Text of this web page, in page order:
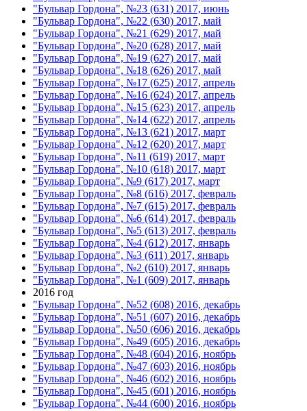
"Бульвар Гордона", №23 (631) 2017, июнь
"Бульвар Гордона", №22 (630) 2017, май
"Бульвар Гордона", №21 (629) 2017, май
"Бульвар Гордона", №20 (628) 2017, май
"Бульвар Гордона", №19 (627) 2017, май
"Бульвар Гордона", №18 (626) 2017, май
"Бульвар Гордона", №17 (625) 2017, апрель
"Бульвар Гордона", №16 (624) 2017, апрель
"Бульвар Гордона", №15 (623) 2017, апрель
"Бульвар Гордона", №14 (622) 2017, апрель
"Бульвар Гордона", №13 (621) 2017, март
"Бульвар Гордона", №12 (620) 2017, март
"Бульвар Гордона", №11 (619) 2017, март
"Бульвар Гордона", №10 (618) 2017, март
"Бульвар Гордона", №9 (617) 2017, март
"Бульвар Гордона", №8 (616) 2017, февраль
"Бульвар Гордона", №7 (615) 2017, февраль
"Бульвар Гордона", №6 (614) 2017, февраль
"Бульвар Гордона", №5 (613) 2017, февраль
"Бульвар Гордона", №4 (612) 2017, январь
"Бульвар Гордона", №3 (611) 2017, январь
"Бульвар Гордона", №2 (610) 2017, январь
"Бульвар Гордона", №1 (609) 2017, январь
2016 год
"Бульвар Гордона", №52 (608) 2016, декабрь
"Бульвар Гордона", №51 (607) 2016, декабрь
"Бульвар Гордона", №50 (606) 2016, декабрь
"Бульвар Гордона", №49 (605) 2016, декабрь
"Бульвар Гордона", №48 (604) 2016, ноябрь
"Бульвар Гордона", №47 (603) 2016, ноябрь
"Бульвар Гордона", №46 (602) 2016, ноябрь
"Бульвар Гордона", №45 (601) 2016, ноябрь
"Бульвар Гордона", №44 (600) 2016, ноябрь